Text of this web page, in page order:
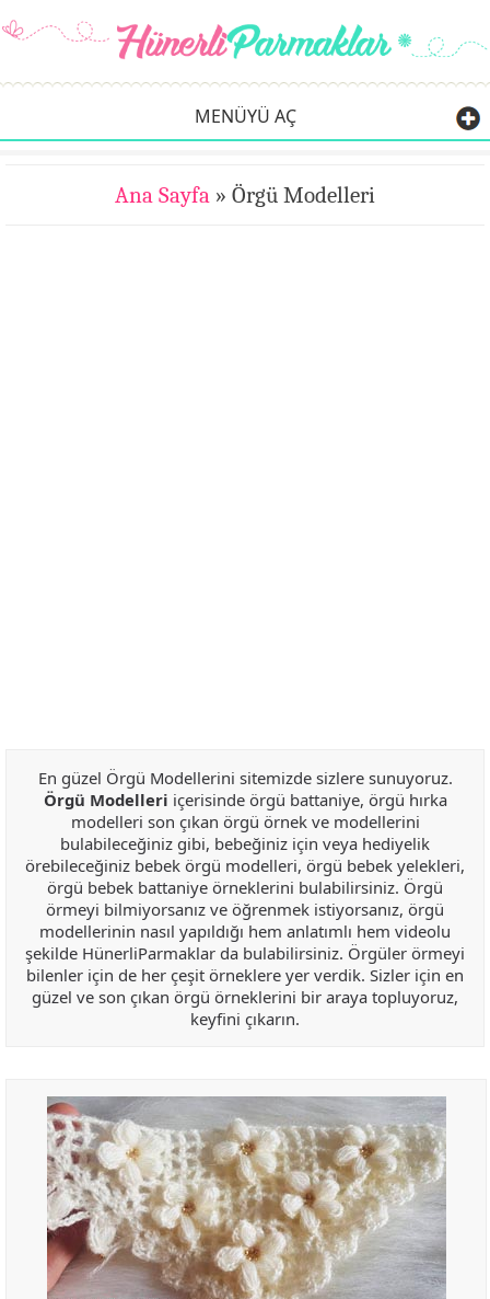
MENÜYÜ AÇ
Ana Sayfa » Örgü Modelleri
En güzel Örgü Modellerini sitemizde sizlere sunuyoruz.
Örgü Modelleri içerisinde örgü battaniye, örgü hırka
modelleri son çıkan örgü örnek ve modellerini
bulabileceğiniz gibi, bebeğiniz için veya hediyelik
örebileceğiniz bebek örgü modelleri, örgü bebek yelekleri,
örgü bebek battaniye örneklerini bulabilirsiniz. Örgü
örmeyi bilmiyorsanız ve öğrenmek istiyorsanız, örgü
modellerinin nasıl yapıldığı hem anlatımlı hem videolu
şekilde HünerliParmaklar da bulabilirsiniz. Örgüler örmeyi
bilenler için de her çeşit örneklere yer verdik. Sizler için en
güzel ve son çıkan örgü örneklerini bir araya topluyoruz,
keyfini çıkarın.